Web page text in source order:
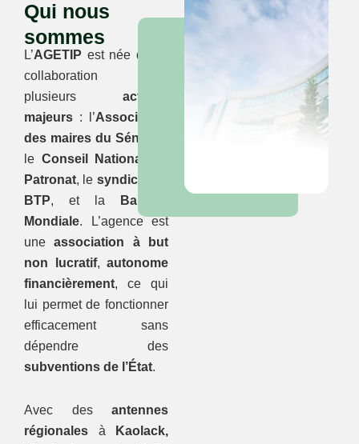
Qui nous
sommes
L’AGETIP est née d’une
collaboration entre
plusieurs acteurs
majeurs : l’Association
des maires du Sénégal
le Conseil National du
Patronat, le syndicat du
BTP, et la
Banque
Mondiale. L’agence est
uneassociation à but
non lucratif, autonome
financièrement, ce qui
lui permet de fonctionner
efficacement sans
dépendre des
subventions de l’État.
Avec des antennes
régionales à
Kaolack,